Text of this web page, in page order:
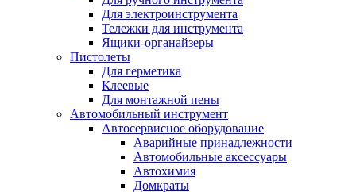
Для электроинструмента
Тележки для инструмента
Ящики-органайзеры
Пистолеты
Для герметика
Клеевые
Для монтажной пены
Автомобильный инструмент
Автосервисное оборудование
Аварийные принадлежности
Автомобильные аксессуары
Автохимия
Домкраты